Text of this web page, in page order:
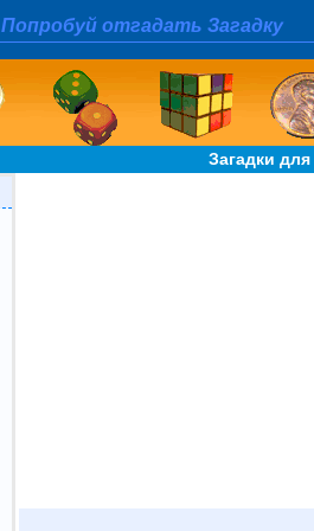
Попробуй отгадать Загадку
Загадки